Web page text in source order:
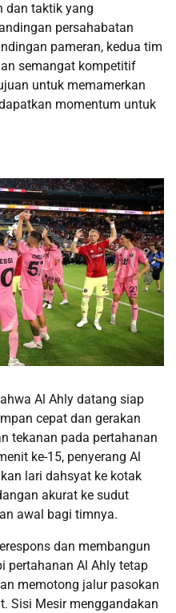
dan taktik yang
persahabatan
pameran, kedua tim
semangat kompetitif
untuk memamerkan
momentum untuk
Al Ahly datang siap
cepat dan gerakan
tekanan pada pertahanan
ke-15, penyerang Al
lari dahsyat ke kotak
akurat ke sudut
awal bagi timnya.
dan membangun
pertahanan Al Ahly tetap
memotong jalur pasokan
Sisi Mesir menggandakan